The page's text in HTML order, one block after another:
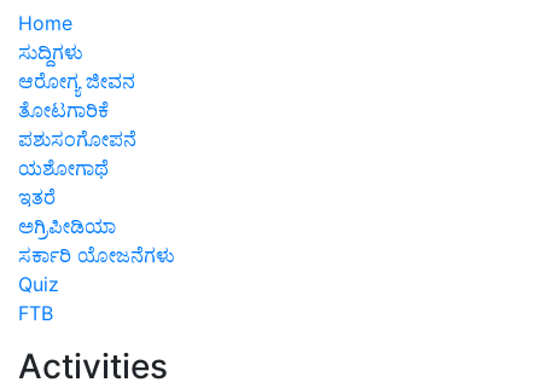
Home
ಸುದ್ದಿಗಳು
ಆರೋಗ್ಯ ಜೀವನ
ತೋಟಗಾರಿಕೆ
ಪಶುಸಂಗೋಪನೆ
ಯಶೋಗಾಥೆ
ಇತರೆ
ಅಗ್ರಿಪೀಡಿಯಾ
ಸರ್ಕಾರಿ ಯೋಜನೆಗಳು
Quiz
FTB
Activities